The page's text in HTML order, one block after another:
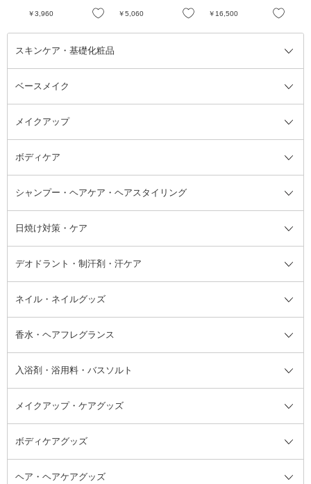
お気に入り
￥3,960 お気に入り
￥5,060 お気に入り
￥16,500
スキンケア・基礎化粧品
スキンケア・基礎化粧品全て
洗顔料
美容液
オールインワン化粧品 フェイスクリーム
フェイスオイル・バーム
ブースター・導入液
洗い流すパック・マスク
リップクリーム・リップケア
顔用マッサージ料
ベースメイク
ベースメイク全て
BBクリーム
コンシーラー ファンデーション
フェイスパウダー
メイクアップ
メイクアップ全て
まつげ美容液 つけまつげ
アイシャドウ
アイブロウ・眉マスカラ
チーク
ハイライト・シェーディング
ボディケア
ボディケア全て
ボディソープ・ハンドソープ・石
けん
ボディケア
レッグ・フットケア
バストケア
ネイルケア
脱毛・除毛ケア
シャンプー・ヘアケア・ヘアスタイリング
シャンプー・ヘアケア・ヘアスタ
イリング全て
洗い流さないトリートメント
ヘアスタイリング剤
頭皮ケア・育毛剤
その他シャンプー・ヘアケア・ヘ
アスタイリング
日焼け対策・ケア
日焼け対策・ケア全て
サンオイル・タンニング
その他日焼け対策・UVケア
デオドラント・制汗剤・汗ケア
デオドラント・制汗剤・汗ケア全
て
フット用デオドラント・制汗剤・
汗ケア
ネイル・ネイルグッズ
ネイル・ネイルグッズ全て
ジェルネイル
リムーバー・除光液
香水・ヘアフレグランス
香水・ヘアフレグランス全て
フレグランスミスト
その他香水・ヘアフレグランス
入浴剤・浴用料・バスソルト
入浴剤・浴用料・バスソルト全て
バスソルト
メイクアップ・ケアグッズ
メイクアップ・ケアグッズ全て
コットン・綿棒
ボディケアグッズ
ボディケアグッズ全て
ヘア・ヘアケアグッズ